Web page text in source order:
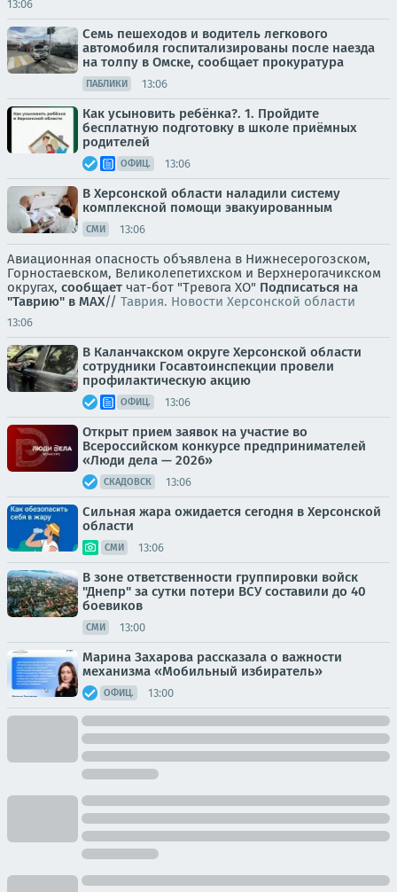
13:06
Семь пешеходов и водитель легкового
автомобиля госпитализированы после наезда
на толпу в Омске, сообщает прокуратура
ПАБЛИКИ 13:06
Как усыновить ребёнка?. 1. Пройдите
бесплатную подготовку в школе приёмных
родителей
ОФИЦ. 13:06
В Херсонской области наладили систему
комплексной помощи эвакуированным
СМИ 13:06
Авиационная опасность объявлена в Нижнесерогозском,
Горностаевском, Великолепетихском и Верхнерогачикском
округах, сообщает чат-бот "Тревога ХО" Подписаться на
"Таврию" в MAX// Таврия. Новости Херсонской области
13:06
В Каланчакском округе Херсонской области
сотрудники Госавтоинспекции провели
профилактическую акцию
ОФИЦ. 13:06
Открыт прием заявок на участие во
Всероссийском конкурсе предпринимателей
«Люди дела — 2026»
СКАДОВСК 13:06
Сильная жара ожидается сегодня в Херсонской
области
СМИ 13:06
В зоне ответственности группировки войск
"Днепр" за сутки потери ВСУ составили до 40
боевиков
СМИ 13:00
Марина Захарова рассказала о важности
механизма «Мобильный избиратель»
ОФИЦ. 13:00